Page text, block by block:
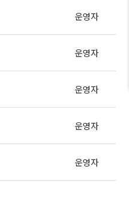
운영자
운영자
운영자
운영자
운영자